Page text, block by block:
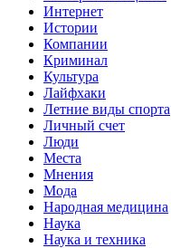
Интернет
Истории
Компании
Криминал
Культура
Лайфхаки
Летние виды спорта
Личный счет
Люди
Места
Мнения
Мода
Народная медицина
Наука
Наука и техника